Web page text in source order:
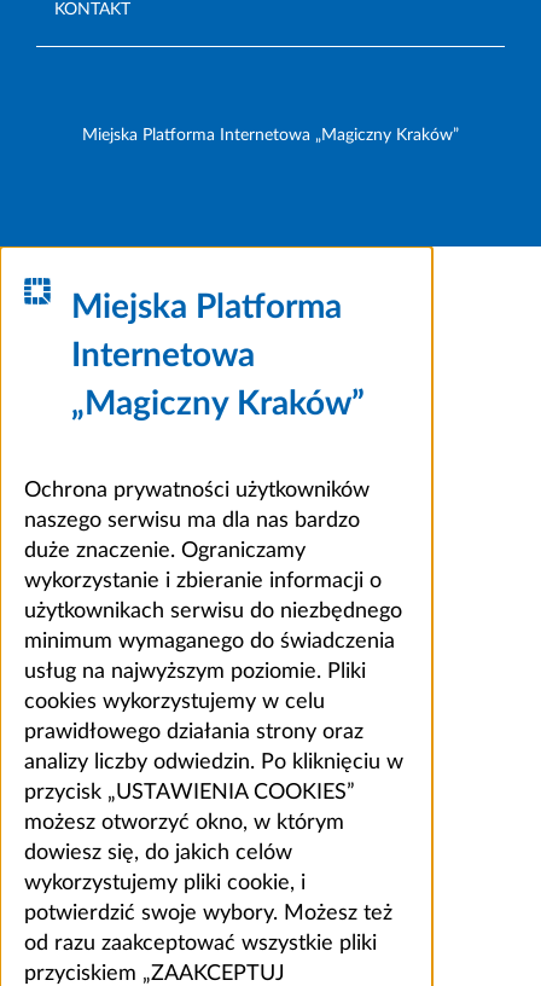
KONTAKT
Miejska Platforma Internetowa „Magiczny Kraków”
Miejska Platforma
Internetowa
„Magiczny Kraków”
Ochrona prywatności użytkowników
naszego serwisu ma dla nas bardzo
duże znaczenie. Ograniczamy
wykorzystanie i zbieranie informacji o
użytkownikach serwisu do niezbędnego
minimum wymaganego do świadczenia
usług na najwyższym poziomie. Pliki
cookies wykorzystujemy w celu
prawidłowego działania strony oraz
analizy liczby odwiedzin. Po kliknięciu w
przycisk „USTAWIENIA COOKIES”
możesz otworzyć okno, w którym
dowiesz się, do jakich celów
wykorzystujemy pliki cookie, i
potwierdzić swoje wybory. Możesz też
od razu zaakceptować wszystkie pliki
przyciskiem „ZAAKCEPTUJ